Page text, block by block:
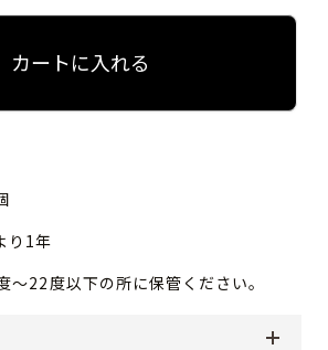
カートに入れる
り1年
～22度以下の所に保管ください。